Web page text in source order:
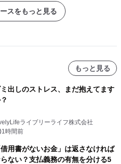
スをもっと見る
もっと見る
ミ出しのストレス、まだ抱えてます
ライブリーライフ株式会社
1時間前
借用書がないお金」は返さなければ
ない？支払義務の有無を分ける5